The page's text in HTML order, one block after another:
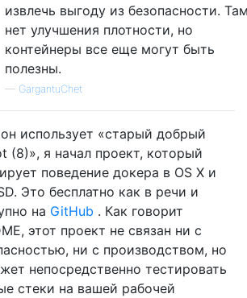
извлечь выгоду из безопасности.
нет улучшения плотности, но
контейнеры все еще могут быть
полезны.
— GargantuChet
использует «старый добрый
(8)», я начал проект, который
поведение докера в OS X и
Это бесплатно как в речи и
на GitHub . Как говорит
этот проект не связан ни с
ни с производством, но
непосредственно тестировать
стеки на вашей рабочей